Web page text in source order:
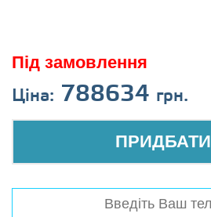
Під замовлення
Ціна: 788634 грн.
ПРИДБАТИ